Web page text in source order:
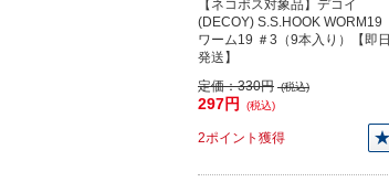
【ネコポス対象品】デコイ
(DECOY) S.S.HOOK WORM19
ワーム19 ＃3（9本入り）【即日
発送】
定価：330円 (税込)
297円 (税込)
2ポイント獲得